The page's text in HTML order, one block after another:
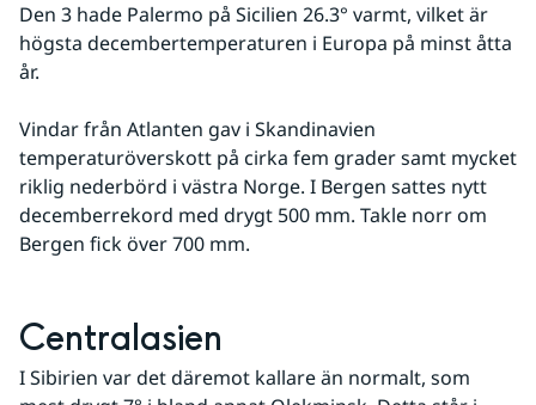
Den 3 hade Palermo på Sicilien 26.3° varmt, vilket är
högsta decembertemperaturen i Europa på minst åtta
år.
Vindar från Atlanten gav i Skandinavien
temperaturöverskott på cirka fem grader samt mycket
riklig nederbörd i västra Norge. I Bergen sattes nytt
decemberrekord med drygt 500 mm. Takle norr om
Bergen fick över 700 mm.
Centralasien
I Sibirien var det däremot kallare än normalt, som